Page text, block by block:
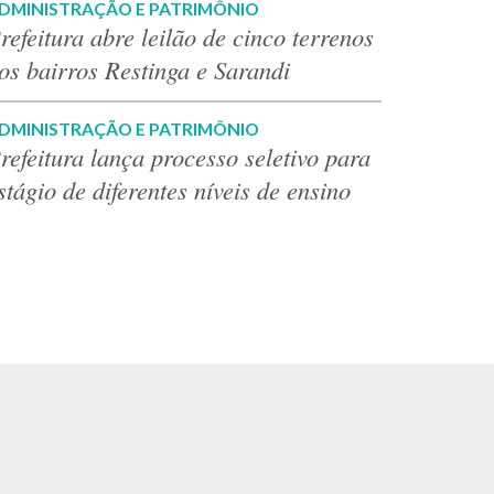
E PATRIMÔNIO
abre leilão de cinco terrenos
bairros Restinga e Sarandi
E PATRIMÔNIO
lança processo seletivo para
de diferentes níveis de ensino